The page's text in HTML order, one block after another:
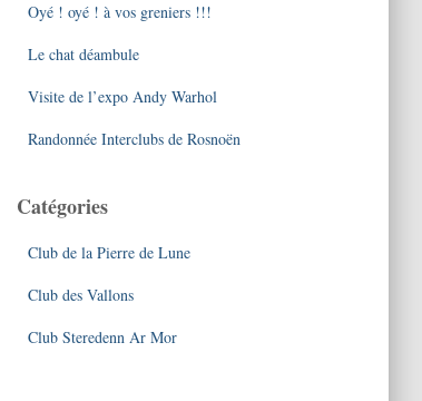
Oyé ! oyé ! à vos greniers !!!
Le chat déambule
Visite de l’expo Andy Warhol
Randonnée Interclubs de Rosnoën
Catégories
Club de la Pierre de Lune
Club des Vallons
Club Steredenn Ar Mor